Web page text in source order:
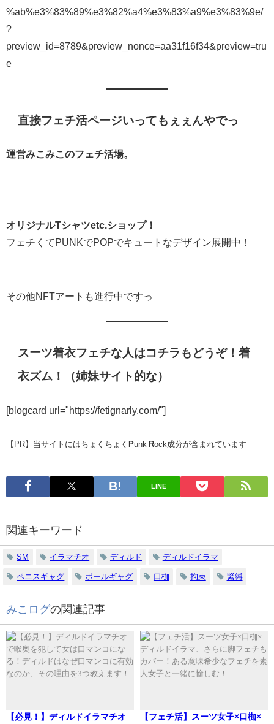
%ab%e3%83%89%e3%82%a4%e3%83%a9%e3%83%9e/
?
preview_id=8789&preview_nonce=aa31f16f34&preview=tru
e
直接フェチ活ページいってもぇぇんやでっ
運営みこみこのフェチ活場。
オリジナルTシャツetc.ショップ！
フェチくてPUNKでPOPでキュートなデザイン展開中！
その他NFTアートも進行中ですっ
スーツ着衣フェチな人はコチラもどうぞ！着
衣ズム！（姉妹サイト的な）
[blogcard url="https://fetignarly.com/"]
【PR】当サイトにはちょくちょく Punk Rock成分が含まれています
LINE
関連キーワード
SM イラマチオ ディルド ディルドイラマ
ペニスギャグ ボールギャグ 口枷 拘束 緊縛
みこログの関連記事
【必見！】ディルドイラマチオ
【フェチ活】スーツ女子×口枷×